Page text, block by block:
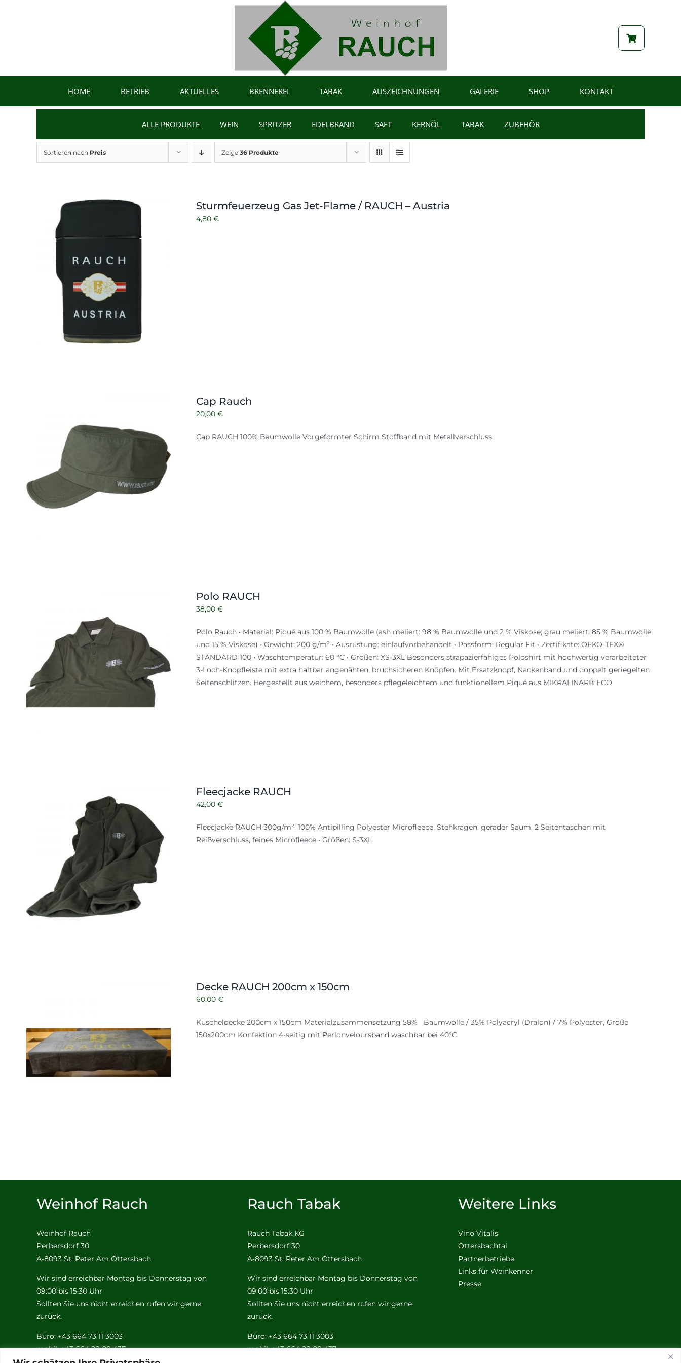
HOME BETRIEB AKTUELLES BRENNEREI TABAK AUSZEICHNUNGEN GALERIE SHOP KONTAKT
ALLE PRODUKTE WEIN SPRITZER EDELBRAND SAFT KERNÖL TABAK ZUBEHÖR
Sortieren nach Preis Zeige 36 Produkte
Sturmfeuerzeug Gas Jet-Flame / RAUCH – Austria
4,80 €
Cap Rauch
20,00 €
Cap RAUCH 100% Baumwolle Vorgeformter Schirm Stoffband mit Metallverschluss
Polo RAUCH
38,00 €
Polo Rauch • Material: Piqué aus 100 % Baumwolle (ash meliert: 98 % Baumwolle und 2 % Viskose; grau meliert: 85 % Baumwolle
und 15 % Viskose) • Gewicht: 200 g/m² • Ausrüstung: einlaufvorbehandelt • Passform: Regular Fit • Zertifikate: OEKO-TEX®
STANDARD 100 • Waschtemperatur: 60 °C • Größen: XS-3XL Besonders strapazierfähiges Poloshirt mit hochwertig verarbeiteter
3-Loch-Knopfleiste mit extra haltbar angenähten, bruchsicheren Knöpfen. Mit Ersatzknopf, Nackenband und doppelt geriegelten
Seitenschlitzen. Hergestellt aus weichem, besonders pflegeleichtem und funktionellem Piqué aus MIKRALINAR® ECO
Fleecjacke RAUCH
42,00 €
Fleecjacke RAUCH 300g/m², 100% Antipilling Polyester Microfleece, Stehkragen, gerader Saum, 2 Seitentaschen mit
Reißverschluss, feines Microfleece • Größen: S-3XL
Decke RAUCH 200cm x 150cm
60,00 €
Kuscheldecke 200cm x 150cm Materialzusammensetzung 58% Baumwolle / 35% Polyacryl (Dralon) / 7% Polyester, Größe
150x200cm Konfektion 4-seitig mit Perlonveloursband waschbar bei 40°C
Weinhof Rauch
Weinhof Rauch
Perbersdorf 30
A-8093 St. Peter Am Ottersbach
Wir sind erreichbar Montag bis Donnerstag von
09:00 bis 15:30 Uhr
Sollten Sie uns nicht erreichen rufen wir gerne
zurück.
Büro: +43 664 73 11 3003
mobil: +43 664 28 08 437
Rauch Tabak
Rauch Tabak KG
Perbersdorf 30
A-8093 St. Peter Am Ottersbach
Wir sind erreichbar Montag bis Donnerstag von
09:00 bis 15:30 Uhr
Sollten Sie uns nicht erreichen rufen wir gerne
zurück.
Büro: +43 664 73 11 3003
mobil: +43 664 28 08 437
Weitere Links
Vino Vitalis
Ottersbachtal
Partnerbetriebe
Links für Weinkenner
Presse